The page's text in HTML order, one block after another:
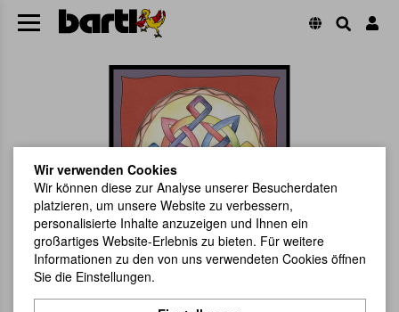
Wir verwenden Cookies
Wir können diese zur Analyse unserer Besucherdaten
platzieren, um unsere Website zu verbessern,
personalisierte Inhalte anzuzeigen und Ihnen ein
großartiges Website-Erlebnis zu bieten. Für weitere
Informationen zu den von uns verwendeten Cookies öffnen
Sie die Einstellungen.